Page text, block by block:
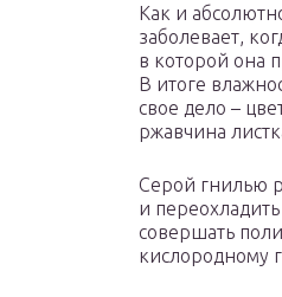
Как и
заболевает,
в которой она
В итоге
свое дело –
ржавчина
Серой гнилью
и
совершать
кислородному